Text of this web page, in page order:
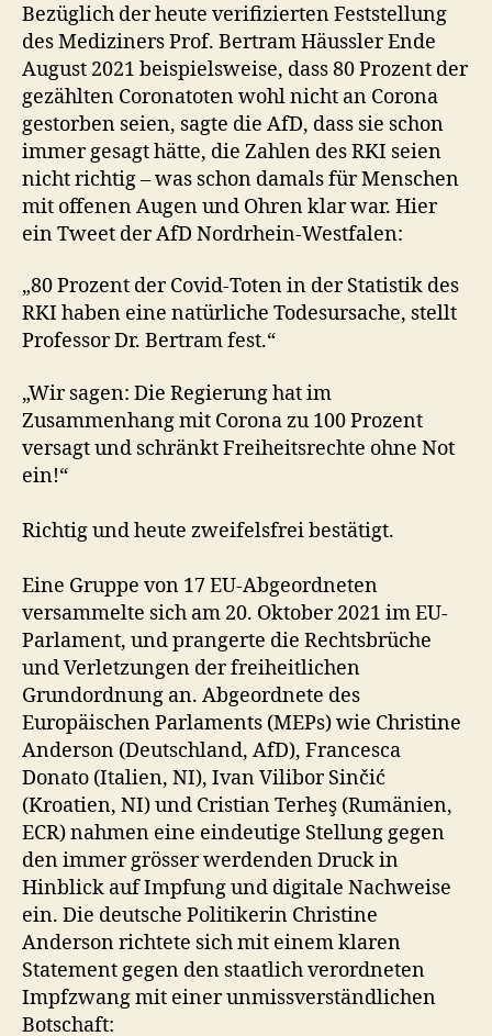
Bezüglich der heute verifizierten Feststellung
des Mediziners Prof. Bertram Häussler Ende
August 2021 beispielsweise, dass 80 Prozent der
gezählten Coronatoten wohl nicht an Corona
gestorben seien, sagte die AfD, dass sie schon
immer gesagt hätte, die Zahlen des RKI seien
nicht richtig – was schon damals für Menschen
mit offenen Augen und Ohren klar war. Hier
ein Tweet der AfD Nordrhein-Westfalen:
„80 Prozent der Covid-Toten in der Statistik des
RKI haben eine natürliche Todesursache, stellt
Professor Dr. Bertram fest.“
„Wir sagen: Die Regierung hat im
Zusammenhang mit Corona zu 100 Prozent
versagt und schränkt Freiheitsrechte ohne Not
ein!“
Richtig und heute zweifelsfrei bestätigt.
Eine Gruppe von 17 EU-Abgeordneten
versammelte sich am 20. Oktober 2021 im EU-
Parlament, und prangerte die Rechtsbrüche
und Verletzungen der freiheitlichen
Grundordnung an. Abgeordnete des
Europäischen Parlaments (MEPs) wie Christine
Anderson (Deutschland, AfD), Francesca
Donato (Italien, NI), Ivan Vilibor Sinčić
(Kroatien, NI) und Cristian Terheş (Rumänien,
ECR) nahmen eine eindeutige Stellung gegen
den immer grösser werdenden Druck in
Hinblick auf Impfung und digitale Nachweise
ein. Die deutsche Politikerin Christine
Anderson richtete sich mit einem klaren
Statement gegen den staatlich verordneten
Impfzwang mit einer unmissverständlichen
Botschaft: